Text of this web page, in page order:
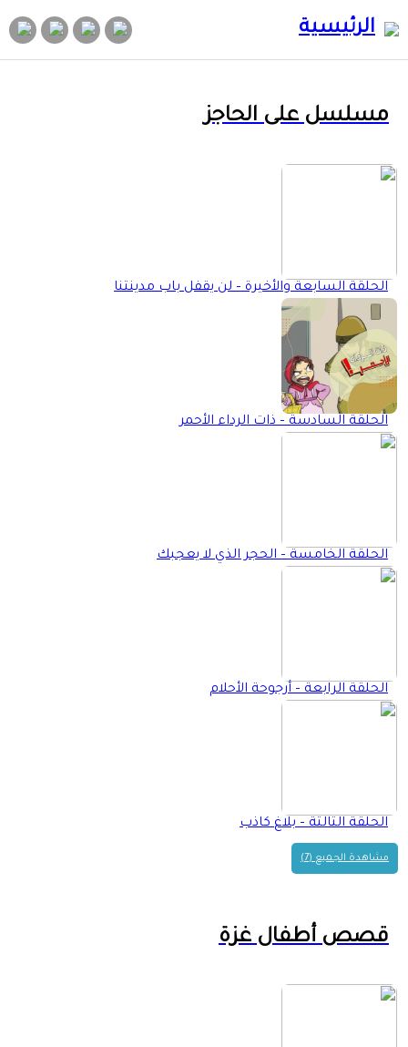
الرئيسية
مسلسل على الحاجز
الحلقة السابعة والأخيرة – لن يقفل باب مدينتنا
الحلقة السادسة – ذات الرداء الأحمر
الحلقة الخامسة – الحجر الذي لا يعجبك
الحلقة الرابعة – أرجوحة الأحلام
الحلقة الثالثة – بلاغ كاذب
مشاهدة الجميع (7)
قصص أطفال غزة